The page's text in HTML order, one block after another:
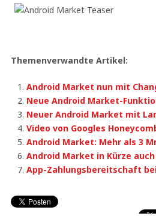
Themenverwandte Artikel:
Android Market nun mit
Neue Android Market-
Neuer Android Market mit
Video von Googles
Android Market: Mehr als 3
Android Market in Kürze
App-Zahlungsbereitschaft